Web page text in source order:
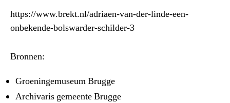
https://www.brekt.nl/adriaen-van-der-linde-een-
onbekende-bolswarder-schilder-3
Bronnen:
Groeningemuseum Brugge
Archivaris gemeente Brugge